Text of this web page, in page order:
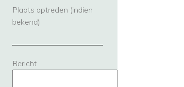
Plaats optreden (indien
bekend)
Bericht